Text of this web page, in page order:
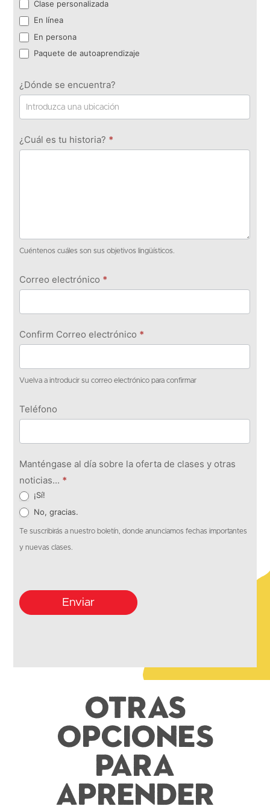
Clase personalizada
En línea
En persona
Paquete de autoaprendizaje
¿Dónde se encuentra?
¿Cuál es tu historia? *
Cuéntenos cuáles son sus objetivos lingüísticos.
Correo electrónico *
Confirm Correo electrónico *
Vuelva a introducir su correo electrónico para confirmar
Teléfono
Manténgase al día sobre la oferta de clases y otras
noticias... *
¡Sí!
No, gracias.
Te suscribirás a nuestro boletín, donde anunciamos fechas importantes
y nuevas clases.
Enviar
Otras
opciones
para
aprender